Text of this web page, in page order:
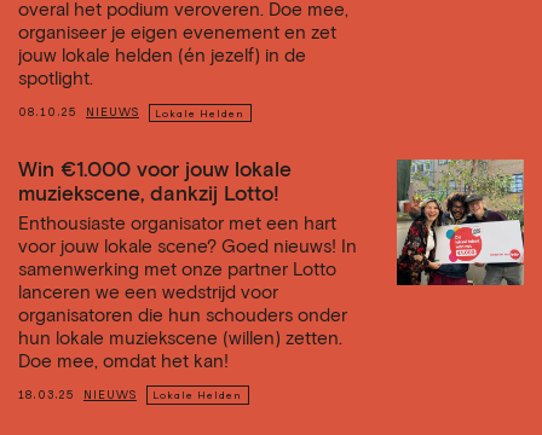
overal het podium veroveren. Doe mee,
organiseer je eigen evenement en zet
jouw lokale helden (én jezelf) in de
spotlight.
08.10.25 NIEUWS Lokale Helden
Win €1.000 voor jouw lokale
muziekscene, dankzij Lotto!
Enthousiaste organisator met een hart
voor jouw lokale scene? Goed nieuws! In
samenwerking met onze partner Lotto
lanceren we een wedstrijd voor
organisatoren die hun schouders onder
hun lokale muziekscene (willen) zetten.
Doe mee, omdat het kan!
18.03.25 NIEUWS Lokale Helden